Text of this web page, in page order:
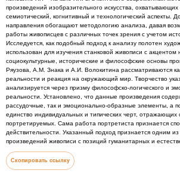
произведений изобразительного искусства, охватывающих
семиотический, когнитивный и технологический аспекты.
направления обогащают методологию анализа, давая
работы живописцев с различных точек зрения с учетом
Исследуется, как подобный подход к анализу полотен
использован для изучения станковой живописи с акцентом
социокультурные, исторические и философские основы
Ряузова, А.М. Знака и А.И. Волокитина рассматриваются
реальности и реакция на окружающий мир. Творчество
анализируется через призму философско-логического и
реальности. Установлено, что данные произведения
рассудочные, так и эмоционально-образные элементы, а
единство индивидуальных и типических черт,
портретируемых. Сама работа портретиста признается
действительности. Указанный подход признается одним
произведений живописи с позиций гуманитарных и
Скопировать ссылку